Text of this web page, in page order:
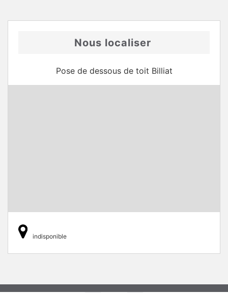
Nous localiser
Pose de dessous de toit Billiat
indisponible